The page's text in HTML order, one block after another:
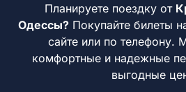
Планируете поездку от
Одессы? Покупайте билеты
сайте или по телефону.
комфортные и надежные
выгодные